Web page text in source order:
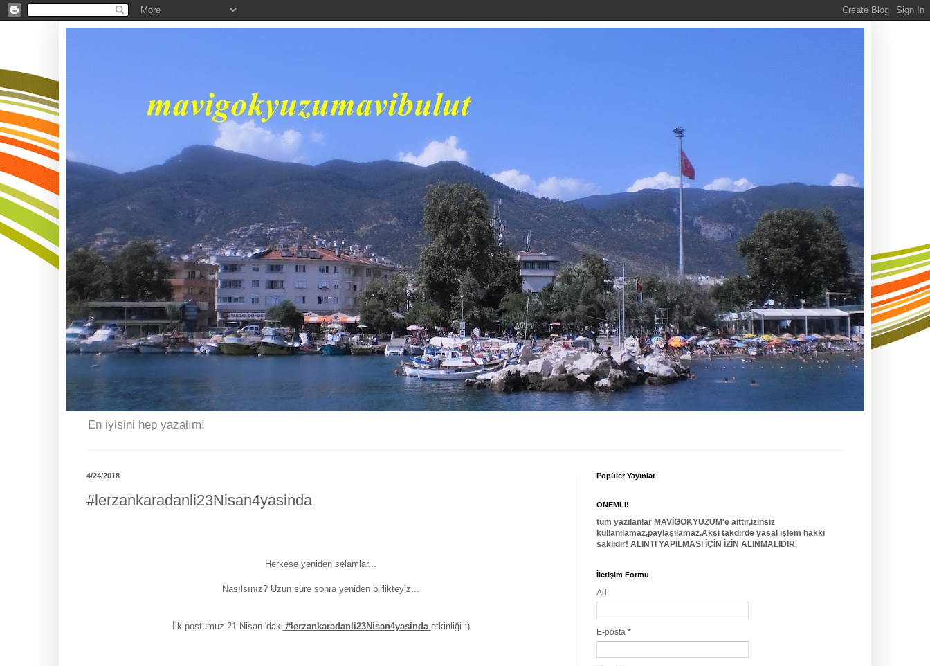
En iyisini hep yazalım!
4/24/2018
#lerzankaradanli23Nisan4yasinda
Herkese yeniden selamlar...
Nasılsınız? Uzun süre sonra yeniden birlikteyiz...
İlk postumuz 21 Nisan 'daki #lerzankaradanli23Nisan4yasinda etkinliği :)
Popüler Yayınlar
ÖNEMLİ!
tüm yazılanlar MAVİGOKYUZUM'e aittir,izinsiz
kullanılamaz,paylaşılamaz.Aksi takdirde yasal işlem hakkı
saklıdır! ALINTI YAPILMASI İÇİN İZİN ALINMALIDIR.
İletişim Formu
Ad
E-posta *